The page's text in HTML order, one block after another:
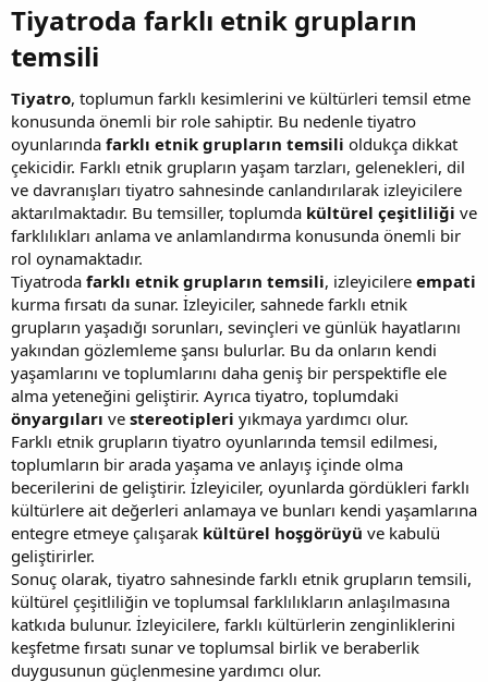
Tiyatroda farklı etnik grupların
temsili​
Tiyatro, toplumun farklı kesimlerini ve kültürleri temsil etme
konusunda önemli bir role sahiptir. Bu nedenle tiyatro
oyunlarında farklı etnik grupların temsili oldukça dikkat
çekicidir. Farklı etnik grupların yaşam tarzları, gelenekleri, dil
ve davranışları tiyatro sahnesinde canlandırılarak izleyicilere
aktarılmaktadır. Bu temsiller, toplumda kültürel çeşitliliği ve
farklılıkları anlama ve anlamlandırma konusunda önemli bir
rol oynamaktadır.
Tiyatroda farklı etnik grupların temsili, izleyicilere empati
kurma fırsatı da sunar. İzleyiciler, sahnede farklı etnik
grupların yaşadığı sorunları, sevinçleri ve günlük hayatlarını
yakından gözlemleme şansı bulurlar. Bu da onların kendi
yaşamlarını ve toplumlarını daha geniş bir perspektifle ele
alma yeteneğini geliştirir. Ayrıca tiyatro, toplumdaki
önyargıları ve stereotipleri yıkmaya yardımcı olur.
Farklı etnik grupların tiyatro oyunlarında temsil edilmesi,
toplumların bir arada yaşama ve anlayış içinde olma
becerilerini de geliştirir. İzleyiciler, oyunlarda gördükleri farklı
kültürlere ait değerleri anlamaya ve bunları kendi yaşamlarına
entegre etmeye çalışarak kültürel hoşgörüyü ve kabulü
geliştirirler.
Sonuç olarak, tiyatro sahnesinde farklı etnik grupların temsili,
kültürel çeşitliliğin ve toplumsal farklılıkların anlaşılmasına
katkıda bulunur. İzleyicilere, farklı kültürlerin zenginliklerini
keşfetme fırsatı sunar ve toplumsal birlik ve beraberlik
duygusunun güçlenmesine yardımcı olur.